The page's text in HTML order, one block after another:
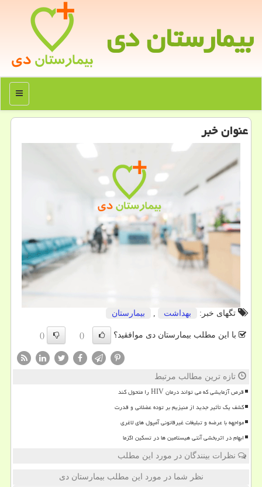
بیمارستان دی
منو
عنوان خبر
تگهای خبر: بهداشت بیمارستان
با این مطلب بیمارستان دی موافقید؟ ()
()
تازه ترین مطالب مرتبط
قرص آزمایشی که می تواند درمان HIV را متحول کند
کشف یک تأثیر جدید از منیزیم بر توده عضلانی و قدرت
مواجهه با عرضه و تبلیغات غیرقانونی آمپول های لاغری
ابهام در اثربخشی آنتی هیستامین ها در تسکین اگزما
نظرات بینندگان در مورد این مطلب
نظر شما در مورد این مطلب بیمارستان دی